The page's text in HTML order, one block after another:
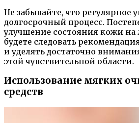
Не забывайте, что регулярное
долгосрочный процесс.
улучшение состояния кожи на
будете следовать
и уделять достаточно
этой чувствительной области.
Использование мягких
средств